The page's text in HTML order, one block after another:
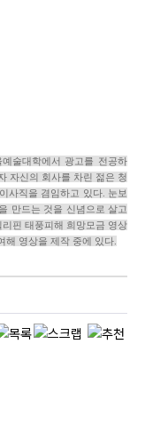
예술대학에서 광고를 전공하
자신의 회사를 차린 젊은 청
사직을 겸임하고 있다. 눈보
만드는 것을 신념으로 살고
핀 태풍피해 희망모금 영상
해 영상을 제작 중에 있다.